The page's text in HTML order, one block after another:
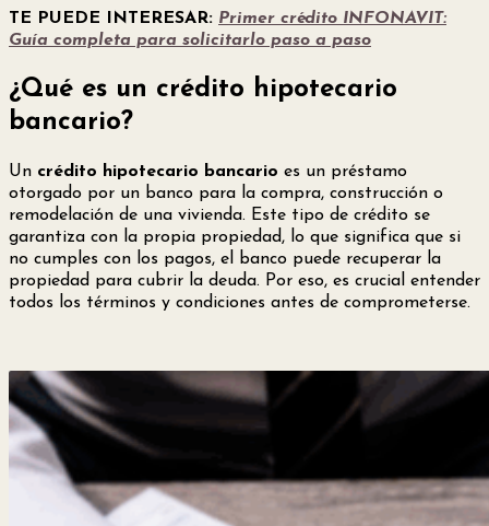
TE PUEDE INTERESAR: Primer crédito INFONAVIT:
Guía completa para solicitarlo paso a paso
¿Qué es un crédito hipotecario
bancario?
Un crédito hipotecario bancario es un préstamo
otorgado por un banco para la compra, construcción o
remodelación de una vivienda. Este tipo de crédito se
garantiza con la propia propiedad, lo que significa que si
no cumples con los pagos, el banco puede recuperar la
propiedad para cubrir la deuda. Por eso, es crucial entender
todos los términos y condiciones antes de comprometerse.